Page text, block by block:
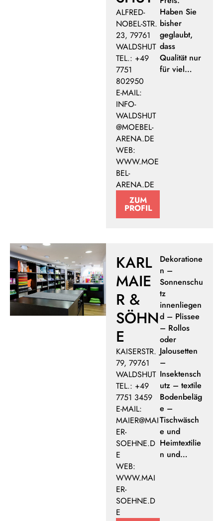
ALFRED-
NOBEL-STR.
23, 79761
WALDSHUT
TEL.: +49
7751
802950
E-MAIL:
INFO-
WALDSHUT
@MOEBEL-
ARENA.DE
WEB:
WWW.MOE
BEL-
ARENA.DE
ZUM
PROFIL
Haben Sie
bisher
geglaubt,
dass
Qualität nur
für viel…
KARL
MAIE
R &
SÖHN
E
KAISERSTR.
79, 79761
WALDSHUT
TEL.: +49
7751 3459
E-MAIL:
MAIER@MAI
ER-
SOEHNE.D
E
WEB:
WWW.MAI
ER-
SOEHNE.D
E
Dekoratione
n –
Sonnenschu
tz
innenliegen
d – Plissee
– Rollos
oder
Jalousetten
–
Insektensch
utz – textile
Bodenbeläg
e –
Tischwäsch
e und
Heimtextilie
n und…